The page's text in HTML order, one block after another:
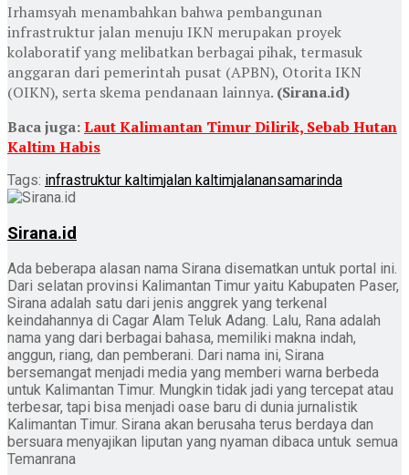
Irhamsyah menambahkan bahwa pembangunan
infrastruktur jalan menuju IKN merupakan proyek
kolaboratif yang melibatkan berbagai pihak, termasuk
anggaran dari pemerintah pusat (APBN), Otorita IKN
(OIKN), serta skema pendanaan lainnya. (Sirana.id)
Baca juga:Laut Kalimantan Timur Dilirik, Sebab Hutan
Kaltim Habis
Tags: infrastruktur kaltimjalan kaltimjalanansamarinda
Sirana.id
Ada beberapa alasan nama Sirana disematkan untuk portal ini.
Dari selatan provinsi Kalimantan Timur yaitu Kabupaten Paser,
Sirana adalah satu dari jenis anggrek yang terkenal
keindahannya di Cagar Alam Teluk Adang. Lalu, Rana adalah
nama yang dari berbagai bahasa, memiliki makna indah,
anggun, riang, dan pemberani. Dari nama ini, Sirana
bersemangat menjadi media yang memberi warna berbeda
untuk Kalimantan Timur. Mungkin tidak jadi yang tercepat atau
terbesar, tapi bisa menjadi oase baru di dunia jurnalistik
Kalimantan Timur. Sirana akan berusaha terus berdaya dan
bersuara menyajikan liputan yang nyaman dibaca untuk semua
Temanrana